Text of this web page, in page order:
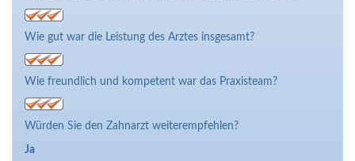
Wie gut war die Leistung des Arztes insgesamt?
Wie freundlich und kompetent war das Praxisteam?
Würden Sie den Zahnarzt weiterempfehlen?
Ja